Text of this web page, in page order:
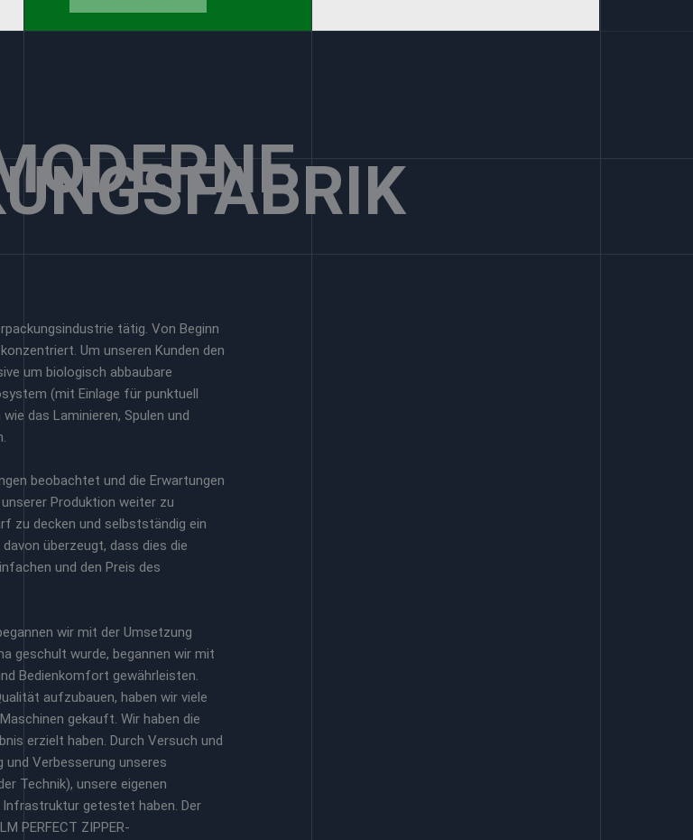
tätig. Von Beginn
Um unseren Kunden den
um biologisch abbaubare
(mit Einlage für punktuell
das Laminieren, Spulen und
beobachtet und die Erwartungen
Produktion weiter zu
zu decken und selbstständig ein
überzeugt, dass dies die
und den Preis des
wir mit der Umsetzung
geschult wurde, begannen wir mit
Bedienkomfort gewährleisten.
aufzubauen, haben wir viele
gekauft. Wir haben die
erzielt haben. Durch Versuch und
Verbesserung unseres
Technik), unsere eigenen
getestet haben. Der
PERFECT ZIPPER-